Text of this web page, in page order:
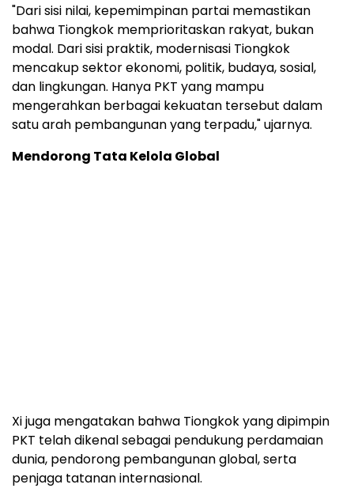
"Dari sisi nilai, kepemimpinan partai memastikan
bahwa Tiongkok memprioritaskan rakyat, bukan
modal. Dari sisi praktik, modernisasi Tiongkok
mencakup sektor ekonomi, politik, budaya, sosial,
dan lingkungan. Hanya PKT yang mampu
mengerahkan berbagai kekuatan tersebut dalam
satu arah pembangunan yang terpadu," ujarnya.
Mendorong Tata Kelola Global
Xi juga mengatakan bahwa Tiongkok yang dipimpin
PKT telah dikenal sebagai pendukung perdamaian
dunia, pendorong pembangunan global, serta
penjaga tatanan internasional.